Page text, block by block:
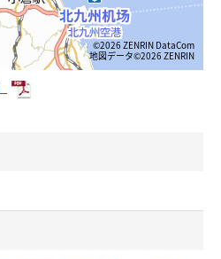
©2026 ZENRIN DataCom
地図データ©2026 ZENRIN